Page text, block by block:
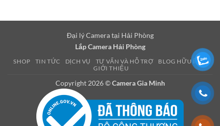
Đại lý Camera tại Hải Phòng
Lắp Camera Hải Phòng
SHOP TIN TỨC DỊCH VỤ TƯ VẤN VÀ HỖ TRỢ
BLOG HỮU ÍCH
GIỚI THIỆU
Copyright 2026 ©Camera Gia Minh